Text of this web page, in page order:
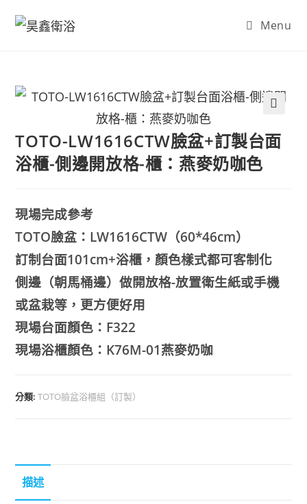
Menu
TOTO-LW1616CTW臉盆+訂製台面
浴櫃-側邊開放格-櫃：燕麥奶咖色
現場完成參考
TOTO臉盆：LW1616CTW（60*46cm）
訂制台面101cm+浴櫃，顏色樣式都可客制化
側邊（朝馬桶邊）做開放格-放置衛生紙或手機
或盆栽等，更方便好用
現場台面顏色：F322
現場浴櫃顏色：K76M-01燕麥奶咖
分類:TOTO臉盆浴櫃組（訂製）
描述